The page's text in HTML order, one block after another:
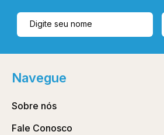
Navegue
Sobre nós
Fale Conosco